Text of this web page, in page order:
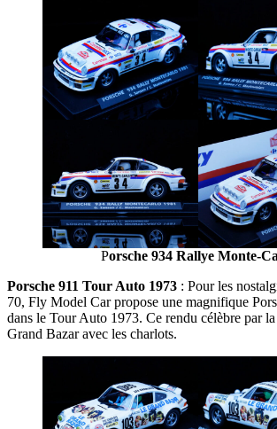
Porsche 934 Rallye Monte-
Porsche 911 Tour Auto 1973 : Pour les
70, Fly Model Car propose une magnifique
dans le Tour Auto 1973. Ce rendu célèbre par
Grand Bazar avec les charlots.